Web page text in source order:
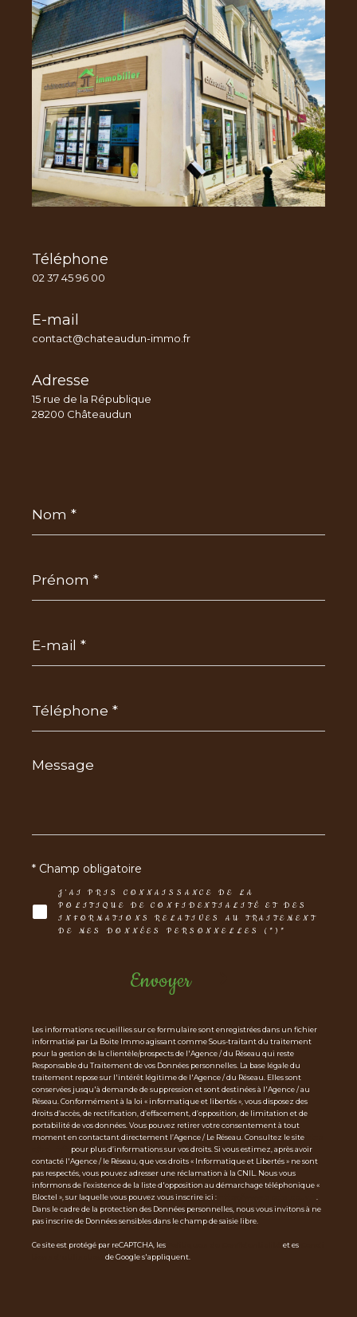
Téléphone
02 37 45 96 00
E-mail
contact@chateaudun-immo.fr
Adresse
15 rue de la République
28200 Châteaudun
mail
*
*
Message
*
J'AI PRIS CONNAISSANCE DE LA
POLITIQUE DE CONFIDENTIALITÉ ET DES
INFORMATIONS RELATIVES AU TRAITEMENT
DE MES DONNÉES PERSONNELLES (*)*
* Champ obligatoire
Envoyer
Les informations recueillies sur ce formulaire sont enregistrées dans un fichier
informatisé par La Boite Immo agissant comme Sous-traitant du traitement
pour la gestion de la clientèle/prospects de l'Agence / du Réseau qui reste
Responsable du Traitement de vos Données personnelles. La base légale du
traitement repose sur l'intérêt légitime de l'Agence / du Réseau. Elles sont
conservées jusqu'à demande de suppression et sont destinées à l'Agence / au
Réseau. Conformément à la loi « informatique et libertés », vous disposez des
droits d’accès, de rectification, d’effacement, d’opposition, de limitation et de
portabilité de vos données. Vous pouvez retirer votre consentement à tout
moment en contactant directement l’Agence / Le Réseau. Consultez le site
pour plus d’informations sur vos droits. Si vous estimez, après avoir
contacté l'Agence / le Réseau, que vos droits « Informatique et Libertés » ne sont
pas respectés, vous pouvez adresser une réclamation à la CNIL. Nous vous
informons de l’existence de la liste d'opposition au démarchage téléphonique «
Bloctel », sur laquelle vous pouvez vous inscrire ici :
Dans le cadre de la protection des Données personnelles, nous vous invitons à ne
pas inscrire de Données sensibles dans le champ de saisie libre.
Ce site est protégé par reCAPTCHA, les et es
de Google s'appliquent.